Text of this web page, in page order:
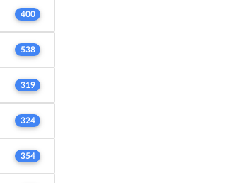
400
538
319
324
354